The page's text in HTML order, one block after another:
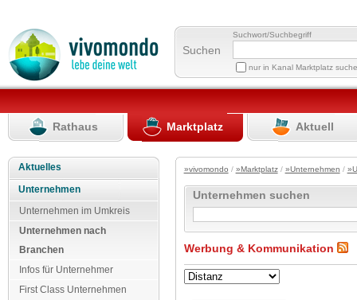
Suchen
Suchwort/Suchbegriff
nur in Kanal Marktplatz
Rathaus Marktplatz Aktuell
Aktuelles
Unternehmen
Unternehmen im Umkreis
Unternehmen nach
Branchen
Infos für Unternehmer
First Class Unternehmen
»vivomondo / »Marktplatz/ »Unternehmen /
Unternehmen suchen
Werbung & Kommunikation